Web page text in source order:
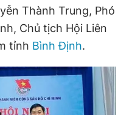
hệ quảng cáo
780 404
Thành
Thành Trung, Phó
Chủ tịch Hội Liên
tỉnh Bình Định.